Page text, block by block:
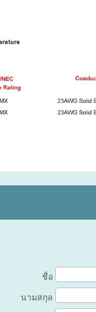
ชื่อ
นามสกุล